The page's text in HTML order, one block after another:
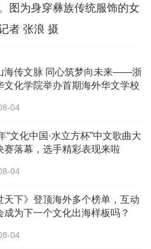
图为身穿彝族传统服饰的女
者 张浪 摄
海传文脉 同心筑梦向未来——浙
文化学院举办首期海外华文学校
04
“文化中国·水立方杯”中文歌曲大
赛落幕，选手精彩表现来啦
04
天下》登顶海外多个榜单，互动
成为下一个文化出海样板吗？
04